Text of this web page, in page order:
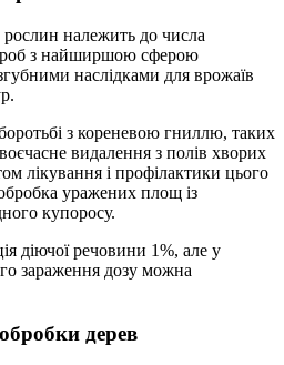
належить до числа
з найширшою сферою
наслідками для врожаїв
з кореневою гниллю, таких
видалення з полів хворих
лікування і профілактики цього
уражених площ із
купоросу.
діючої речовини 1%, але у
зараження дозу можна
дерев